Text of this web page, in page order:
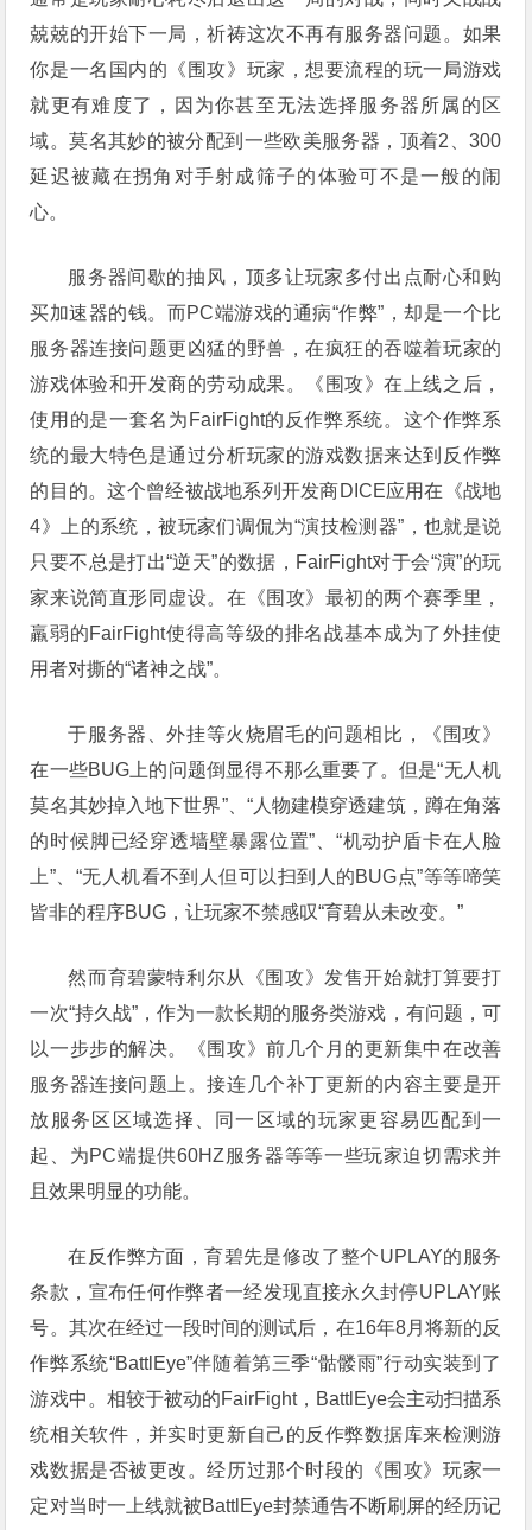
兢兢的开始下一局，祈祷这次不再有服务器问题。如果
你是一名国内的《围攻》玩家，想要流程的玩一局游戏
就更有难度了，因为你甚至无法选择服务器所属的区
域。莫名其妙的被分配到一些欧美服务器，顶着2、300
延迟被藏在拐角对手射成筛子的体验可不是一般的闹
心。
服务器间歇的抽风，顶多让玩家多付出点耐心和购
买加速器的钱。而PC端游戏的通病“作弊”，却是一个比
服务器连接问题更凶猛的野兽，在疯狂的吞噬着玩家的
游戏体验和开发商的劳动成果。《围攻》在上线之后，
使用的是一套名为FairFight的反作弊系统。这个作弊系
统的最大特色是通过分析玩家的游戏数据来达到反作弊
的目的。这个曾经被战地系列开发商DICE应用在《战地
4》上的系统，被玩家们调侃为“演技检测器”，也就是说
只要不总是打出“逆天”的数据，FairFight对于会“演”的玩
家来说简直形同虚设。在《围攻》最初的两个赛季里，
羸弱的FairFight使得高等级的排名战基本成为了外挂使
用者对撕的“诸神之战”。
于服务器、外挂等火烧眉毛的问题相比，《围攻》
在一些BUG上的问题倒显得不那么重要了。但是“无人机
莫名其妙掉入地下世界”、“人物建模穿透建筑，蹲在角落
的时候脚已经穿透墙壁暴露位置”、“机动护盾卡在人脸
上”、“无人机看不到人但可以扫到人的BUG点”等等啼笑
皆非的程序BUG，让玩家不禁感叹“育碧从未改变。”
然而育碧蒙特利尔从《围攻》发售开始就打算要打
一次“持久战”，作为一款长期的服务类游戏，有问题，可
以一步步的解决。《围攻》前几个月的更新集中在改善
服务器连接问题上。接连几个补丁更新的内容主要是开
放服务区区域选择、同一区域的玩家更容易匹配到一
起、为PC端提供60HZ服务器等等一些玩家迫切需求并
且效果明显的功能。
在反作弊方面，育碧先是修改了整个UPLAY的服务
条款，宣布任何作弊者一经发现直接永久封停UPLAY账
号。其次在经过一段时间的测试后，在16年8月将新的反
作弊系统“BattlEye”伴随着第三季“骷髅雨”行动实装到了
游戏中。相较于被动的FairFight，BattlEye会主动扫描系
统相关软件，并实时更新自己的反作弊数据库来检测游
戏数据是否被更改。经历过那个时段的《围攻》玩家一
定对当时一上线就被BattlEye封禁通告不断刷屏的经历记